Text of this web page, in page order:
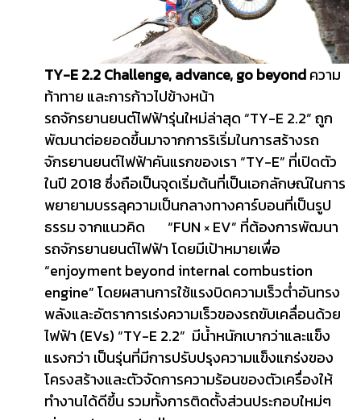
TY-E 2.2 Challenge, advance, go beyondความ
ท้าทาย และการก้าวไปข้างหน้า
รถจักรยานยนต์ไฟฟ้ารุ่นใหม่ล่าสุด “TY-E 2.2” ถูก
พัฒนาต่อยอดขึ้นมาจากการริเริ่มในการสร้างรถ
จักรยานยนต์ไฟฟ้าคันแรกของเรา “TY-E” ที่เปิดตัว
ในปี 2018 ซึ่งถือเป็นจุดเริ่มต้นที่เป็นเอกลักษณ์ในการ
พยายามบรรลุความเป็นกลางทางคาร์บอนที่เป็นรูป
ธรรม จากแนวคิด “FUN × EV” ที่ต้องการพัฒนา
รถจักรยานยนต์ไฟฟ้า โดยมีเป้าหมายเพื่อ
“enjoyment beyond internal combustion
engine” โดยผสานการใช้แรงบิดความเร็วต่ำอันทรง
พลังและอัตราการเร่งความเร็วของรถขับเคลื่อนด้วย
ไฟฟ้า (EVs) “TY-E 2.2” มีน้ำหนักเบากว่าและแข็ง
แรงกว่า เป็นรุ่นที่มีการปรับปรุงความแข็งแกร่งของ
โครงสร้างและตัวจัดการความร้อนของตัวเครื่องให้
ทำงานได้ดีขึ้น รวมทั้งการติดตั้งส่วนประกอบใหม่ๆ